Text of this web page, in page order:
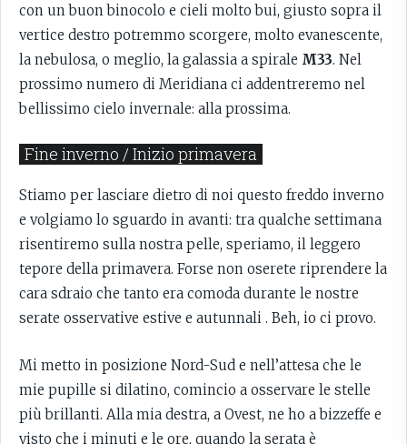
con un buon binocolo e cieli molto bui, giusto sopra il
vertice destro potremmo scorgere, molto evanescente,
la nebulosa, o meglio, la galassia a spirale M33. Nel
prossimo numero di Meridiana ci addentreremo nel
bellissimo cielo invernale: alla prossima.
Fine inverno / Inizio primavera
Stiamo per lasciare dietro di noi questo freddo inverno
e volgiamo lo sguardo in avanti: tra qualche settimana
risentiremo sulla nostra pelle, speriamo, il leggero
tepore della primavera. Forse non oserete riprendere la
cara sdraio che tanto era comoda durante le nostre
serate osservative estive e autunnali . Beh, io ci provo.
Mi metto in posizione Nord-Sud e nell’attesa che le
mie pupille si dilatino, comincio a osservare le stelle
più brillanti. Alla mia destra, a Ovest, ne ho a bizzeffe e
visto che i minuti e le ore, quando la serata è